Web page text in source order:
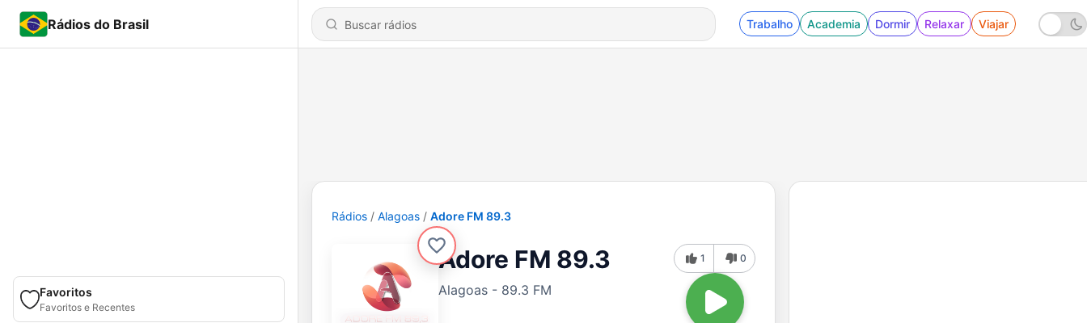
Rádios do Brasil Trabalho Academia Dormir Relaxar Viajar
Favoritos
Favoritos e Recentes
Rádios Alagoas Adore FM 89.3
Adore FM 89.3
Alagoas - 89.3 FM
1 0